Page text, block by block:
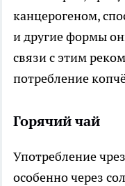
канцерогеном,
и другие формы
связи с этим
потребление
Горячий чай
Употребление
особенно через